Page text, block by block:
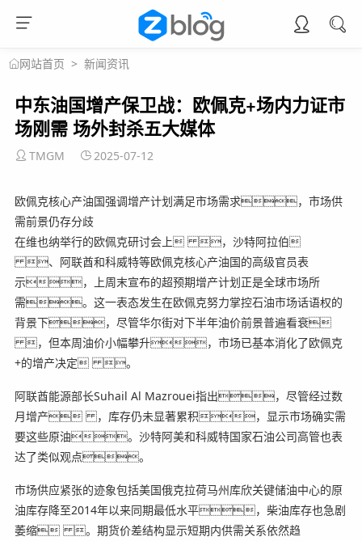
网站首页 > 新闻资讯
中东油国增产保卫战：欧佩克+场内力证市
场刚需 场外封杀五大媒体
TMGM 2025-07-12
欧佩克核心产油国强调增产计划满足市场需求，市场供
需前景仍存分歧
在维也纳举行的欧佩克研讨会上 ，沙特阿拉伯
、阿联酋和科威特等欧佩克核心产油国的高级官员表
示，上周末宣布的超预期增产计划正是全球市场所
需。这一表态发生在欧佩克努力掌控石油市场话语权的
背景下，尽管华尔街对下半年油价前景普遍看衰
，但本周油价小幅攀升，市场已基本消化了欧佩克
+的增产决定 。
阿联酋能源部长Suhail Al Mazrouei指出，尽管经过数
月增产 ，库存仍未显著累积，显示市场确实需
要这些原油。沙特阿美和科威特国家石油公司高管也表
达了类似观点。
市场供应紧张的迹象包括美国俄克拉荷马州库欣关键储油中心的原
油库存降至2014年以来同期最低水平，柴油库存也急剧
萎缩 。期货价差结构显示短期内供需关系依然趋